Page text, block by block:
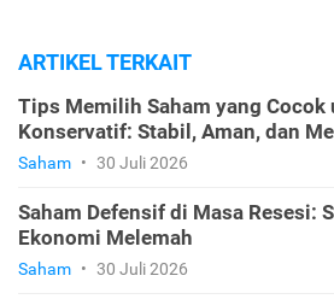
ARTIKEL TERKAIT
Tips Memilih Saham yang
Konservatif: Stabil, Aman, dan
Saham • 30 Juli 2026
Saham Defensif di Masa Resesi:
Ekonomi Melemah
Saham • 30 Juli 2026